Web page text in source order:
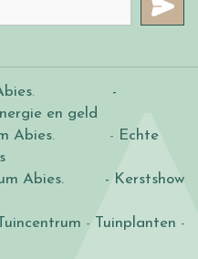
.
-
en geld
Abies. - Echte
Abies.
- Kerstshow
- Tuinplanten -